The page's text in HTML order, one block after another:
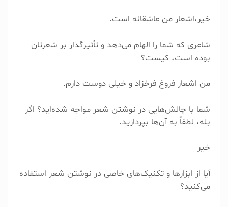
خیر،اشعار من عاشقانه است.
شاعری که شما را الهام می‌دهد و تأثیرگذار بر شعرتان
بوده است، کیست؟
من اشعار فروغ فرخزاد و خیلی دوست دارم.
شما با چالش‌هایی در نوشتن شعر مواجه شده‌اید؟ اگر
بله، لطفاً به آن‌ها بپردازید.
خیر
آیا از ابزارها و تکنیک‌های خاصی در نوشتن شعر استفاده
می‌کنید؟